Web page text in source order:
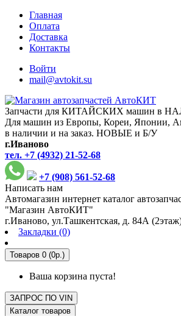
Главная
Оплата
Доставка
Контакты
Войти
mail@avtokit.su
Запчасти для КИТАЙСКИХ машин в
Для машин из Европы, Кореи, Японии,
в наличии и на заказ. НОВЫЕ и Б/У
г.Иваново
тел. +7 (4932) 21-52-68
+7 (908) 561-52-68
Написать нам
Автомагазин интернет каталог
"Магазин АвтоКИТ"
г.Иваново, ул.Ташкентская, д. 84А
Закладки (0)
Товаров 0 (0р.)
Ваша корзина пуста!
ЗАПРОС ПО VIN
Каталог товаров